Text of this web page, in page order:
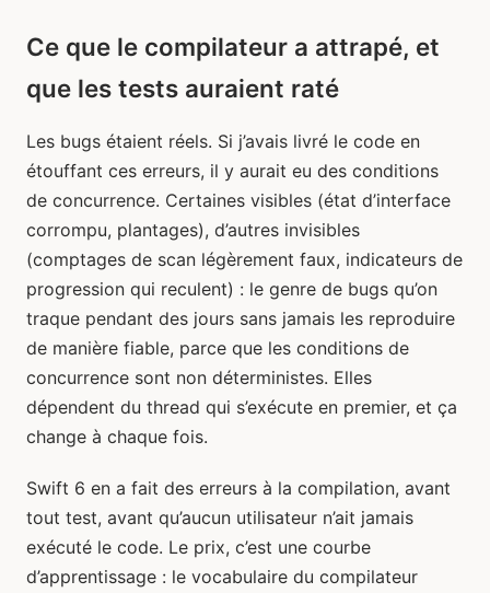
Ce que le compilateur a attrapé, et
que les tests auraient raté
Les bugs étaient réels. Si j’avais livré le code en
étouffant ces erreurs, il y aurait eu des conditions
de concurrence. Certaines visibles (état d’interface
corrompu, plantages), d’autres invisibles
(comptages de scan légèrement faux, indicateurs de
progression qui reculent) : le genre de bugs qu’on
traque pendant des jours sans jamais les reproduire
de manière fiable, parce que les conditions de
concurrence sont non déterministes. Elles
dépendent du thread qui s’exécute en premier, et ça
change à chaque fois.
Swift 6 en a fait des erreurs à la compilation, avant
tout test, avant qu’aucun utilisateur n’ait jamais
exécuté le code. Le prix, c’est une courbe
d’apprentissage : le vocabulaire du compilateur